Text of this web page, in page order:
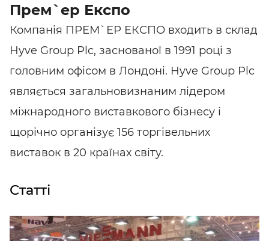
Прем`ер Експо
Компанія ПРЕМ`ЕР ЕКСПО входить в склад
Hyve Group Plc, заснованої в 1991 році з
головним офісом в Лондоні. Hyve Group Plc
являється загальновизнаним лідером
міжнародного виставкового бізнесу і
щорічно організує 156 торгівельних
виставок в 20 країнах світу.
Статті